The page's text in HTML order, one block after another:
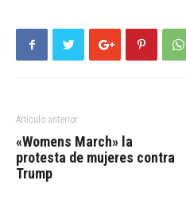
Artículo anterior
«Womens March» la
protesta de mujeres contra
Trump